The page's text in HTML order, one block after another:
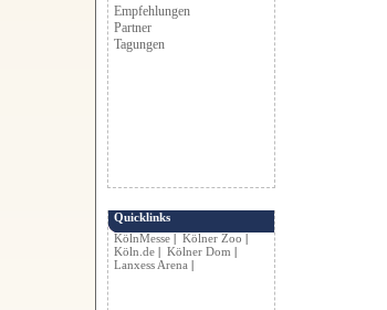
Empfehlungen
Partner
Tagungen
Quicklinks
KölnMesse| Kölner Zoo
Köln.de| Kölner Dom
Lanxess Arena